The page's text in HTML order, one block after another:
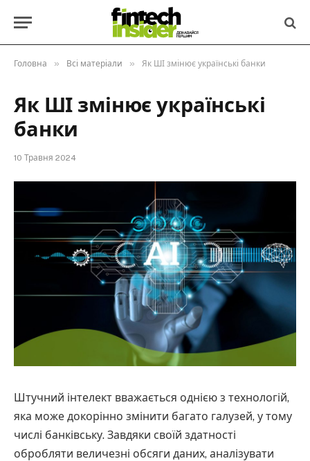
Головна » Всі матеріали » Як ШІ змінює українські банки
Як ШІ змінює українські
банки
10 Травня 2024
Штучний інтелект вважається однією з технологій,
яка може докорінно змінити багато галузей, у тому
числі банківську. Завдяки своїй здатності
обробляти величезні обсяги даних, аналізувати